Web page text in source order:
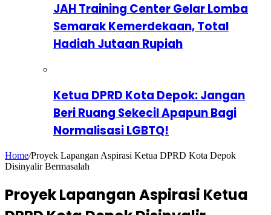
JAH Training Center Gelar Lomba
Semarak Kemerdekaan, Total
Hadiah Jutaan Rupiah
Ketua DPRD Kota Depok: Jangan
Beri Ruang Sekecil Apapun Bagi
Normalisasi LGBTQ!
Home/Proyek Lapangan Aspirasi Ketua DPRD Kota Depok
Disinyalir Bermasalah
Proyek Lapangan Aspirasi Ketua